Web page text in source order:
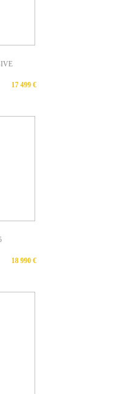
17 499 €
18 990 €